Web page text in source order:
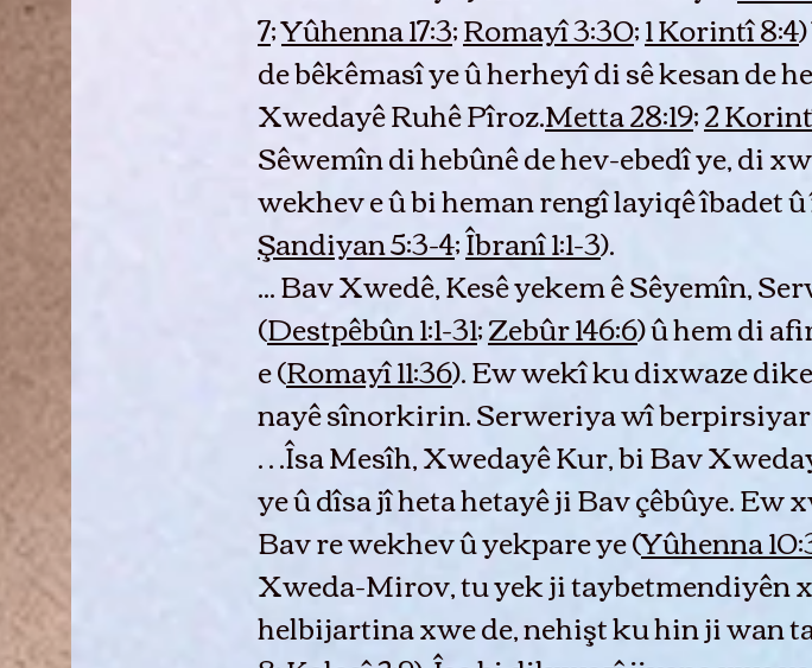
7;Yûhenna 17:3;Romayî 3:30;1 Korintî 8:4
de bêkêmasî ye û herheyî di sê kesan de
Xwedayê Ruhê Pîroz.Metta 28:19;2
Sêwemîn di hebûnê de hev-ebedî ye, di
wekhev e û bi heman rengî layiqê îbadet û
Şandiyan 5:3-4;Îbranî 1:1-3).
... Bav Xwedê, Kesê yekem ê Sêyemîn,
(Destpêbûn 1:1-31;Zebûr 146:6) û hem di
e (Romayî 11:36). Ew wekî ku dixwaze
nayê sînorkirin. Serweriya wî
…Îsa Mesîh, Xwedayê Kur, bi Bav
ye û dîsa jî heta hetayê ji Bav çêbûye.
Bav re wekhev û yekpare ye (Yûhenna
Xweda-Mirov, tu yek ji taybetmendiyên
helbijartina xwe de, nehişt ku hin ji wan